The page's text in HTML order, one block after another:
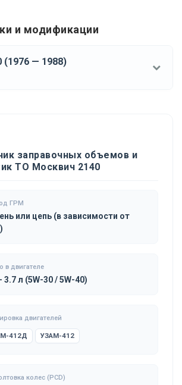
и модификации
(1976 — 1988)
заправочных объемов и
ТО Москвич 2140
ГРМ
или цепь (в зависимости от
в двигателе
3.7 л (5W-30 / 5W-40)
двигателей
412Д УЗАМ-412
колес (PCD)